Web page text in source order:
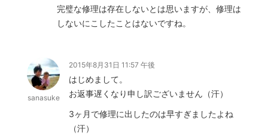
完璧な修理は存在しないとは思いますが、修理は
しないにこしたことはないですね。
sanasuke
2015年8月31日 11:57 午後
はじめまして。
お返事遅くなり申し訳ございません（汗）
3ヶ月で修理に出したのは早すぎましたよね
（汗）